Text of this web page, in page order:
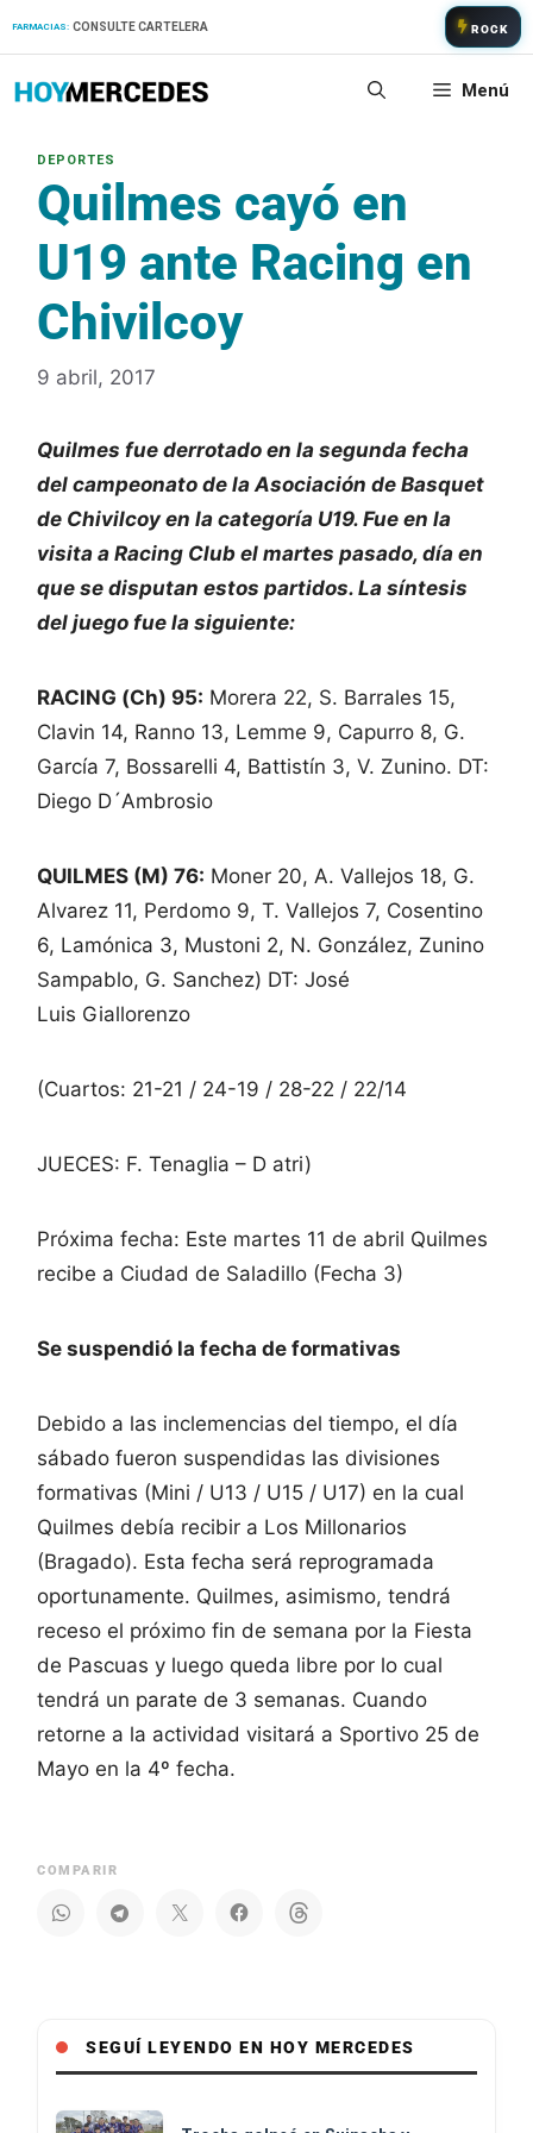
FARMACIAS: CONSULTE CARTELERA ROCK
Menú
Quilmes cayó en
U19 ante Racing en
Chivilcoy
9 abril, 2017
Quilmes fue derrotado en la segunda fecha
del campeonato de la Asociación de Basquet
de Chivilcoy en la categoría U19. Fue en la
visita a Racing Club el martes pasado, día en
que se disputan estos partidos. La síntesis
del juego fue la siguiente:
RACING (Ch) 95: Morera 22, S. Barrales 15,
Clavin 14, Ranno 13, Lemme 9, Capurro 8, G.
García 7, Bossarelli 4, Battistín 3, V. Zunino. DT:
Diego D´Ambrosio
QUILMES (M) 76: Moner 20, A. Vallejos 18, G.
Alvarez 11, Perdomo 9, T. Vallejos 7, Cosentino
6, Lamónica 3, Mustoni 2, N. González, Zunino
Sampablo, G. Sanchez) DT: José
Luis Giallorenzo
(Cuartos: 21-21 / 24-19 / 28-22 / 22/14
JUECES: F. Tenaglia – D atri)
Próxima fecha: Este martes 11 de abril Quilmes
recibe a Ciudad de Saladillo (Fecha 3)
Se suspendió la fecha de formativas
Debido a las inclemencias del tiempo, el día
sábado fueron suspendidas las divisiones
formativas (Mini / U13 / U15 / U17) en la cual
Quilmes debía recibir a Los Millonarios
(Bragado). Esta fecha será reprogramada
oportunamente. Quilmes, asimismo, tendrá
receso el próximo fin de semana por la Fiesta
de Pascuas y luego queda libre por lo cual
tendrá un parate de 3 semanas. Cuando
retorne a la actividad visitará a Sportivo 25 de
Mayo en la 4º fecha.
COMPARIR
SEGUÍ LEYENDO EN HOY MERCEDES